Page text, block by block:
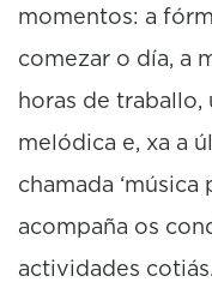
momentos: a
comezar o día, a
horas de traballo,
melódica e, xa a
chamada ‘música
acompaña os
actividades